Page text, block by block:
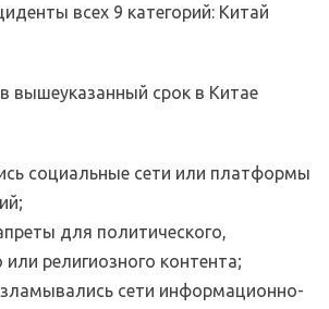
всех 9 категорий: Китай
вышеуказанный срок в Китае
социальные сети или платформы
для политического,
или религиозного контента;
сети информационно-